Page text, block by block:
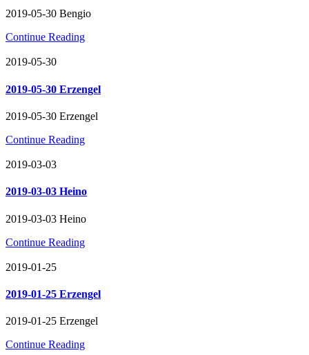
2019-05-30 Bengio
Continue Reading
2019-05-30
2019-05-30 Erzengel
2019-05-30 Erzengel
Continue Reading
2019-03-03
2019-03-03 Heino
2019-03-03 Heino
Continue Reading
2019-01-25
2019-01-25 Erzengel
2019-01-25 Erzengel
Continue Reading